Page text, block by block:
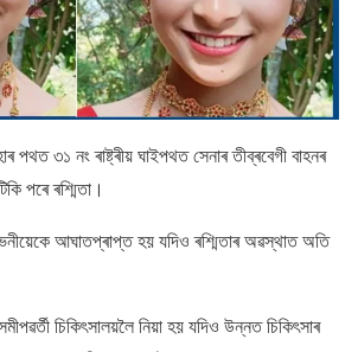
পথত ৩১ নং ৰাষ্ট্ৰীয় ঘাইপথত সেনাৰ তীব্ৰবেগী বাহনৰ
পৰে ৰশ্মিতা।
আঘাতপ্ৰাপ্ত হয় যদিও ৰশ্মিতাৰ অৱস্থাত অতি
চিকিৎসালয়লৈ নিয়া হয় যদিও উন্নত চিকিৎসাৰ